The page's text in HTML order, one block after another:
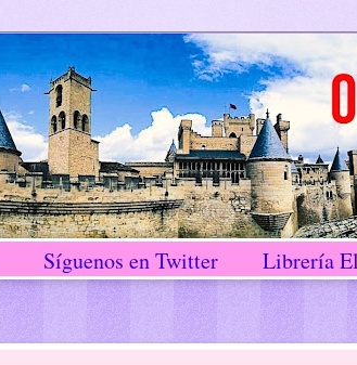
Síguenos en Twitter Librería